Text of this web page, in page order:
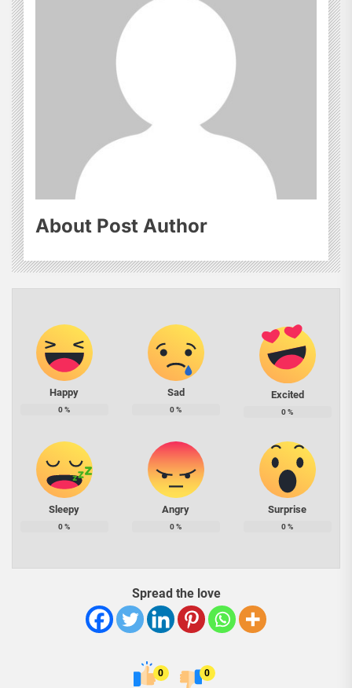
About Post Author
Happy
0%
Sad
0%
Excited
0%
Sleepy
0%
Angry
0%
Surprise
0%
Spread the love
0 0